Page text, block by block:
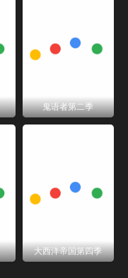
鬼语者第二季
大西洋帝国第四季